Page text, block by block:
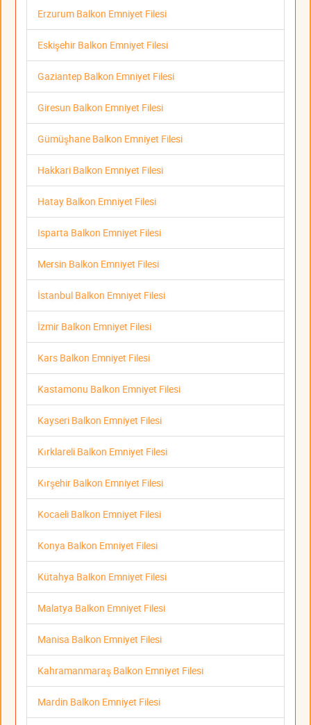
Erzurum Balkon Emniyet Filesi
Eskişehir Balkon Emniyet Filesi
Gaziantep Balkon Emniyet Filesi
Giresun Balkon Emniyet Filesi
Gümüşhane Balkon Emniyet Filesi
Hakkari Balkon Emniyet Filesi
Hatay Balkon Emniyet Filesi
Isparta Balkon Emniyet Filesi
Mersin Balkon Emniyet Filesi
İstanbul Balkon Emniyet Filesi
İzmir Balkon Emniyet Filesi
Kars Balkon Emniyet Filesi
Kastamonu Balkon Emniyet Filesi
Kayseri Balkon Emniyet Filesi
Kırklareli Balkon Emniyet Filesi
Kırşehir Balkon Emniyet Filesi
Kocaeli Balkon Emniyet Filesi
Konya Balkon Emniyet Filesi
Kütahya Balkon Emniyet Filesi
Malatya Balkon Emniyet Filesi
Manisa Balkon Emniyet Filesi
Kahramanmaraş Balkon Emniyet Filesi
Mardin Balkon Emniyet Filesi